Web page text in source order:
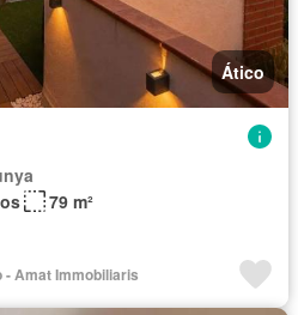
Ático
79 m²
- Amat Immobiliaris